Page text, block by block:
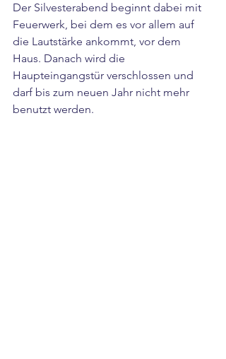
Der Silvesterabend beginnt dabei mit
Feuerwerk, bei dem es vor allem auf
die Lautstärke ankommt, vor dem
Haus. Danach wird die
Haupteingangstür verschlossen und
darf bis zum neuen Jahr nicht mehr
benutzt werden.